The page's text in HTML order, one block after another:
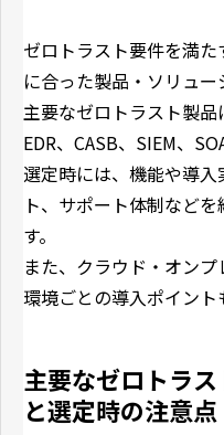
ゼロトラスト要件を満
に合った製品・ソリュー
主要なゼロトラスト製品
EDR、CASB、SIEM、
選定時には、機能や導
ト、サポート体制など
す。
また、クラウド・オン
環境ごとの導入ポイント
主要なゼロトラ
と選定時の注意点